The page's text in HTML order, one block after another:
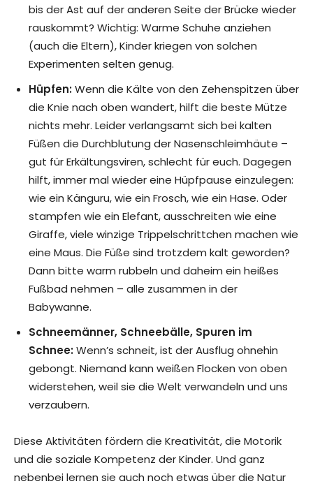
bis der Ast auf der anderen Seite der Brücke wieder
rauskommt? Wichtig: Warme Schuhe anziehen
(auch die Eltern), Kinder kriegen von solchen
Experimenten selten genug.
Hüpfen:Wenn die Kälte von den Zehenspitzen über
die Knie nach oben wandert, hilft die beste Mütze
nichts mehr. Leider verlangsamt sich bei kalten
Füßen die Durchblutung der Nasenschleimhäute –
gut für Erkältungsviren, schlecht für euch. Dagegen
hilft, immer mal wieder eine Hüpfpause einzulegen:
wie ein Känguru, wie ein Frosch, wie ein Hase. Oder
stampfen wie ein Elefant, ausschreiten wie eine
Giraffe, viele winzige Trippelschrittchen machen wie
eine Maus. Die Füße sind trotzdem kalt geworden?
Dann bitte warm rubbeln und daheim ein heißes
Fußbad nehmen – alle zusammen in der
Babywanne.
Schneemänner, Schneebälle, Spuren im
Schnee:Wenn’s schneit, ist der Ausflug ohnehin
gebongt. Niemand kann weißen Flocken von oben
widerstehen, weil sie die Welt verwandeln und uns
verzaubern.
Diese Aktivitäten fördern die Kreativität, die Motorik
und die soziale Kompetenz der Kinder. Und ganz
nebenbei lernen sie auch noch etwas über die Natur